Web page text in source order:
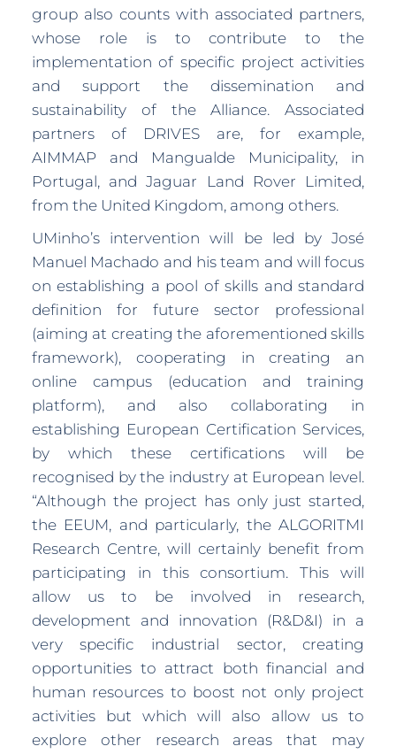
group also counts with associated partners,
whose role is to contribute to the
implementation of specific project activities
and support the dissemination and
sustainability of the Alliance. Associated
partners of DRIVES are, for example,
AIMMAP and Mangualde Municipality, in
Portugal, and Jaguar Land Rover Limited,
from the United Kingdom, among others.
UMinho’s intervention will be led by José
Manuel Machado and his team and will focus
on establishing a pool of skills and standard
definition for future sector professional
(aiming at creating the aforementioned skills
framework), cooperating in creating an
online campus (education and training
platform), and also collaborating in
establishing European Certification Services,
by which these certifications will be
recognised by the industry at European level.
“Although the project has only just started,
the EEUM, and particularly, the ALGORITMI
Research Centre, will certainly benefit from
participating in this consortium. This will
allow us to be involved in research,
development and innovation (R&D&I) in a
very specific industrial sector, creating
opportunities to attract both financial and
human resources to boost not only project
activities but which will also allow us to
explore other research areas that may